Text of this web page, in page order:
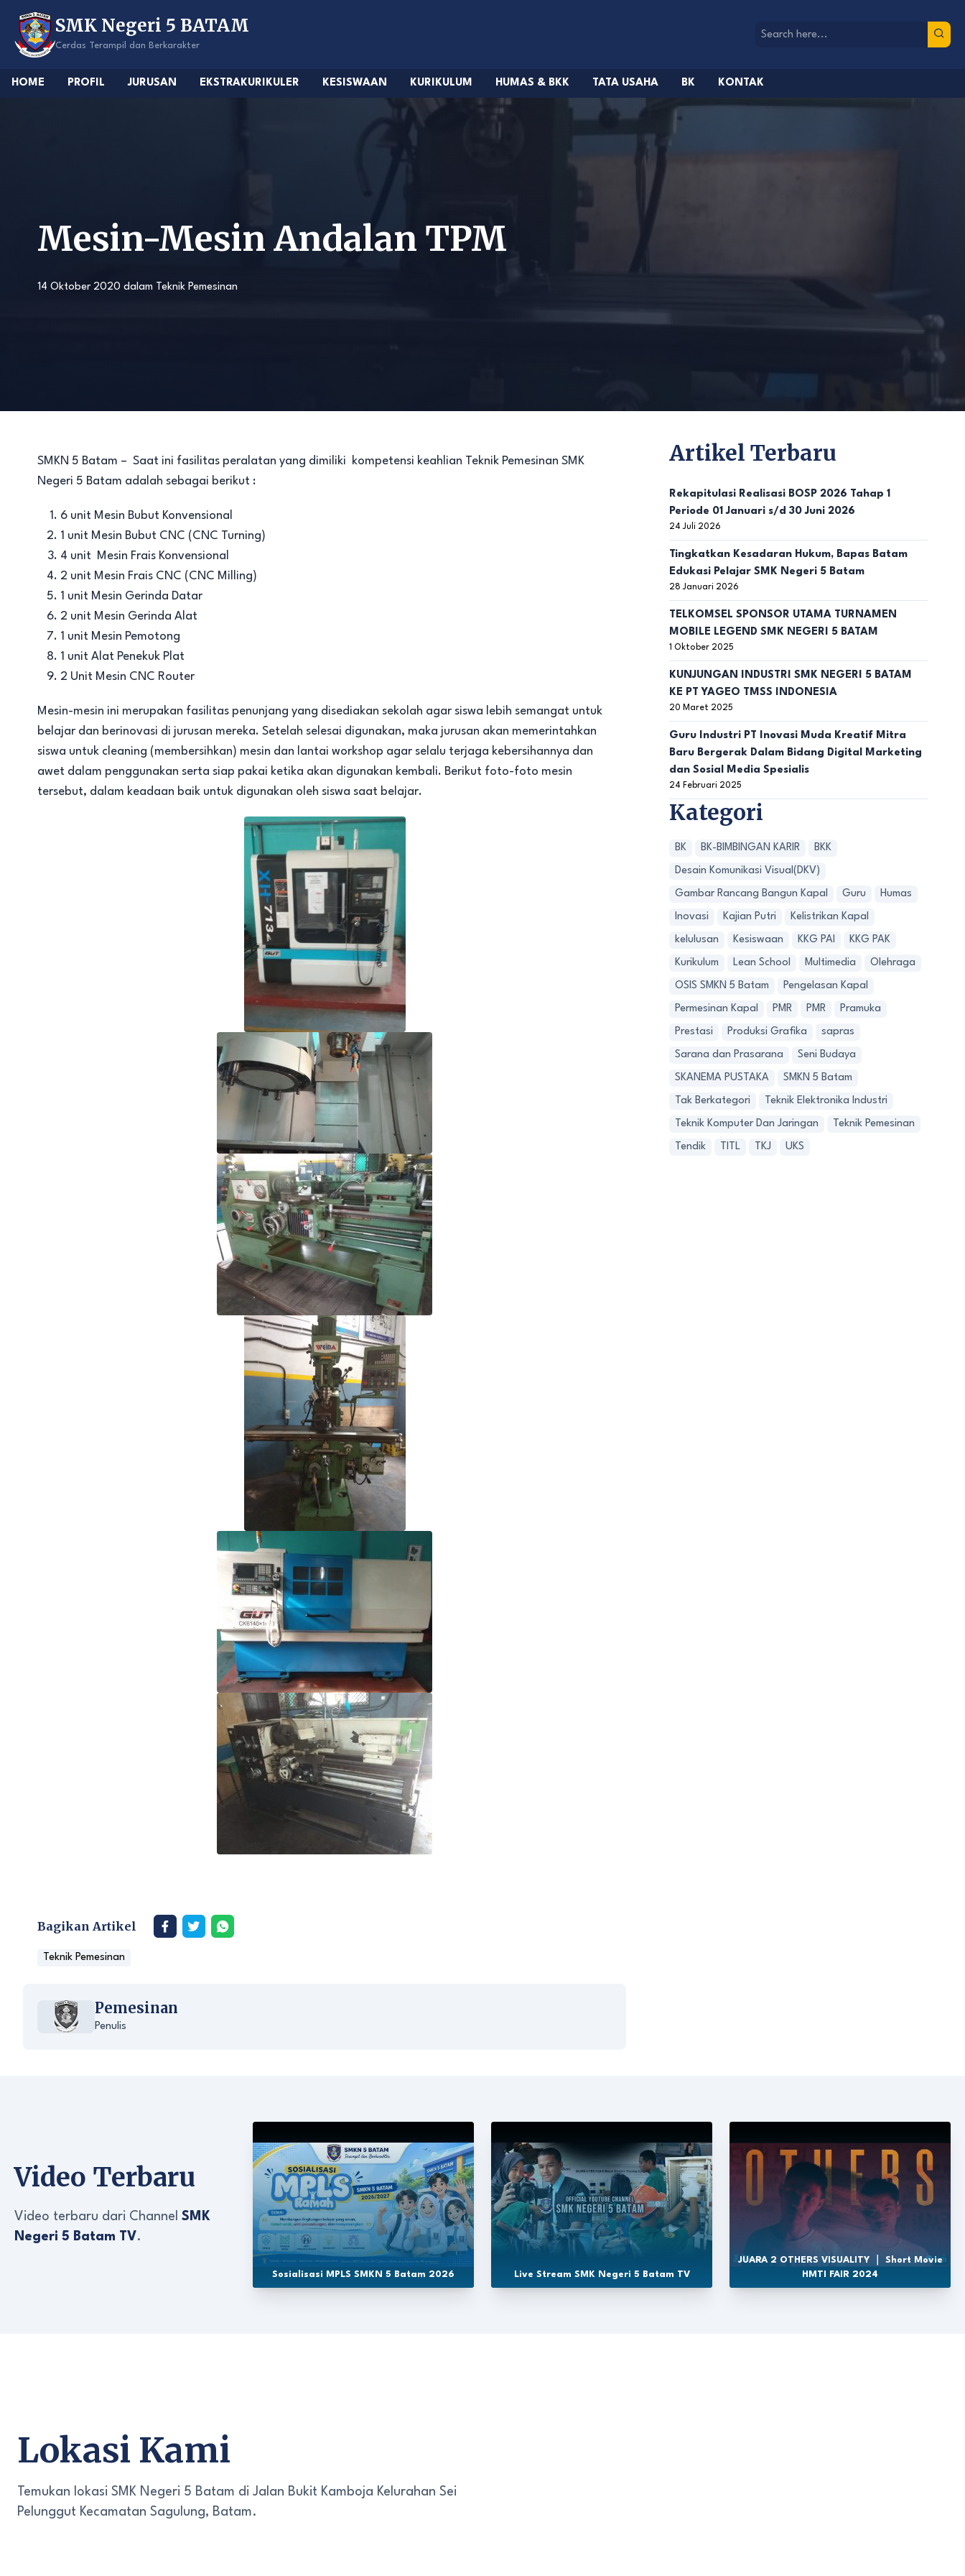
content
SMK Negeri 5 BATAM
Cerdas Terampil dan Berkarakter
HOME PROFIL JURUSAN EKSTRAKURIKULER KESISWAAN KURIKULUM HUMAS & BKK TATA USAHA BK KONTAK
Mesin-Mesin Andalan TPM
14 Oktober 2020 dalam Teknik Pemesinan
SMKN 5 Batam – Saat ini fasilitas peralatan yang dimiliki kompetensi keahlian Teknik Pemesinan SMK
Negeri 5 Batam adalah sebagai berikut :
6 unit Mesin Bubut Konvensional
1 unit Mesin Bubut CNC (CNC Turning)
4 unit Mesin Frais Konvensional
2 unit Mesin Frais CNC (CNC Milling)
1 unit Mesin Gerinda Datar
2 unit Mesin Gerinda Alat
1 unit Mesin Pemotong
1 unit Alat Penekuk Plat
2 Unit Mesin CNC Router
Mesin-mesin ini merupakan fasilitas penunjang yang disediakan sekolah agar siswa lebih semangat untuk
belajar dan berinovasi di jurusan mereka. Setelah selesai digunakan, maka jurusan akan memerintahkan
siswa untuk cleaning (membersihkan) mesin dan lantai workshop agar selalu terjaga kebersihannya dan
awet dalam penggunakan serta siap pakai ketika akan digunakan kembali. Berikut foto-foto mesin
tersebut, dalam keadaan baik untuk digunakan oleh siswa saat belajar.
Bagikan Artikel
Teknik Pemesinan
Pemesinan
Penulis
Artikel Terbaru
Rekapitulasi Realisasi BOSP 2026 Tahap 1
Periode 01 Januari s/d 30 Juni 2026
24 Juli 2026
Tingkatkan Kesadaran Hukum, Bapas Batam
Edukasi Pelajar SMK Negeri 5 Batam
28 Januari 2026
TELKOMSEL SPONSOR UTAMA TURNAMEN
MOBILE LEGEND SMK NEGERI 5 BATAM
1 Oktober 2025
KUNJUNGAN INDUSTRI SMK NEGERI 5 BATAM
KE PT YAGEO TMSS INDONESIA
20 Maret 2025
Guru Industri PT Inovasi Muda Kreatif Mitra
Baru Bergerak Dalam Bidang Digital Marketing
dan Sosial Media Spesialis
24 Februari 2025
Kategori
BK BK-BIMBINGAN KARIR BKK
Desain Komunikasi Visual(DKV)
Gambar Rancang Bangun Kapal Guru Humas
Inovasi Kajian Putri Kelistrikan Kapal
kelulusan Kesiswaan KKG PAI KKG PAK
Kurikulum Lean School Multimedia Olehraga
OSIS SMKN 5 Batam Pengelasan Kapal
Permesinan Kapal PMR PMR Pramuka
Prestasi Produksi Grafika sapras
Sarana dan Prasarana Seni Budaya
SKANEMA PUSTAKA SMKN 5 Batam
Tak Berkategori Teknik Elektronika Industri
Teknik Komputer Dan Jaringan Teknik Pemesinan
Tendik TITL TKJ UKS
Video Terbaru
Video terbaru dari Channel SMK
Negeri 5 Batam TV.
Sosialisasi MPLS SMKN 5 Batam 2026 Live Stream SMK Negeri 5 Batam TV
JUARA 2 OTHERS VISUALITY ｜ Short Movie
HMTI FAIR 2024
Lokasi Kami
Temukan lokasi SMK Negeri 5 Batam di Jalan Bukit Kamboja Kelurahan Sei
Pelunggut Kecamatan Sagulung, Batam.